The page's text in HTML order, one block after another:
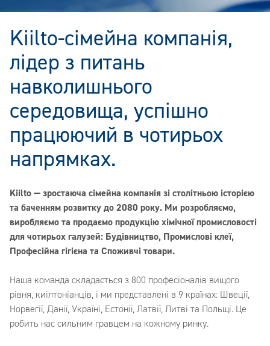
Kiilto-сімейна компанія,
лідер з питань
навколишнього
середовища, успішно
працюючий в чотирьох
напрямках.
Kiilto — зростаюча сімейна компанія зі столітньою історією
та баченням розвитку до 2080 року. Ми розробляємо,
виробляємо та продаємо продукцію хімічної промисловості
для чотирьох галузей: Будівництво, Промислові клеї,
Професійна гігієна та Споживчі товари.
Наша команда складається з 800 професіоналів вищого
рівня, киілтоніанців, і ми представлені в 9 країнах: Швеції,
Норвегії, Данії, Україні, Естонії, Латвії, Литві та Польщі. Це
робить нас сильним гравцем на кожному ринку.